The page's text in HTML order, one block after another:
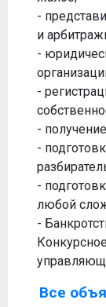
-
и
-
-
-
-
-
любой
-
Все